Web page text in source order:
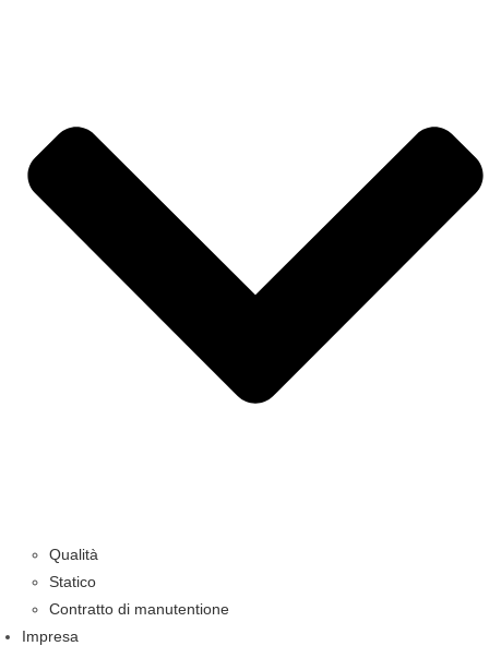
Qualità
Statico
Contratto di manutentione
Impresa